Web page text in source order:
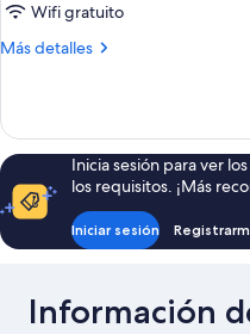
Wifi gratuito
Más detalles
Más
Inicia sesión para ver
los requisitos. ¡Más
Iniciar sesión
Información